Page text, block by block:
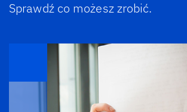
Sprawdź co możesz zrobić.